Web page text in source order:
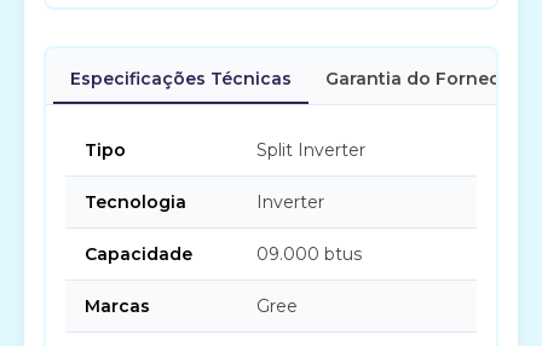
Especificações Técnicas Garantia do Fornecedor
Tipo Split Inverter
Tecnologia Inverter
Capacidade 09.000 btus
Marcas Gree